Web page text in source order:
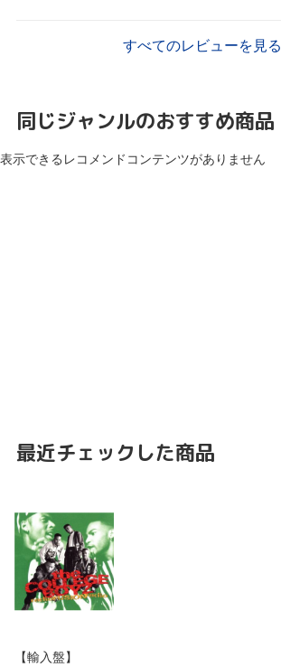
すべてのレビューを見る
同じジャンルのおすすめ商品
表示できるレコメンドコンテンツがありません
最近チェックした商品
【輸入盤】